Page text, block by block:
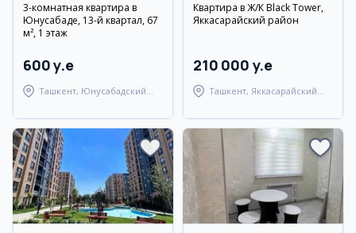
3-комнатная квартира в
Юнусабаде, 13-й квартал, 67
м², 1 этаж
600 y.e
Ташкент, Юнусабадский
Квартира в Ж/К Black Tower,
Яккасарайский район
210 000 y.e
Ташкент, Яккасарайский